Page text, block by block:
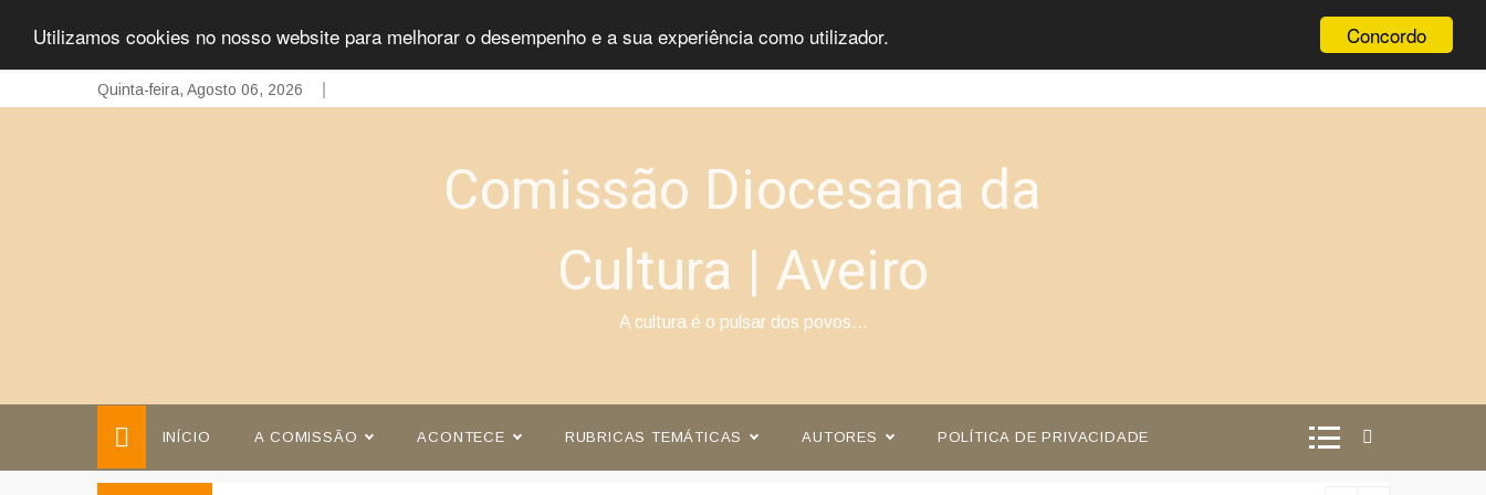
Concordo
Utilizamos cookies no nosso website para melhorar o desempenho e a sua experiência como utilizador.
to
Quinta-feira, Agosto 06, 2026
Comissão Diocesana da
Cultura | Aveiro
A cultura é o pulsar dos povos…
INÍCIO A COMISSÃO ACONTECE RUBRICAS TEMÁTICAS AUTORES POLÍTICA DE PRIVACIDADE